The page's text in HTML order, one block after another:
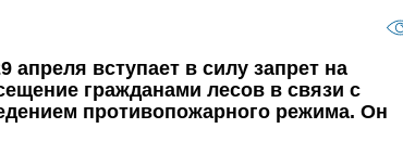
апреля вступает в силу запрет на
гражданами лесов в связи с
противопожарного режима. Он